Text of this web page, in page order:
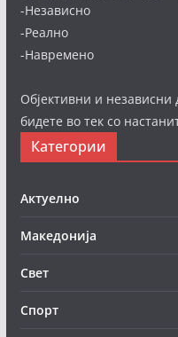
-Независно
-Реално
-Навремено
Објективни и
бидете во тек со
Категории
Актуелно
Македонија
Свет
Спорт